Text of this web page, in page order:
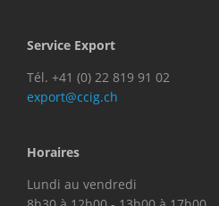
Service Export
Tél. +41 (0) 22 819 91 02
export@ccig.ch
Horaires
Lundi au vendredi